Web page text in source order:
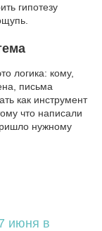
гипотезу
логика: кому,
письма
как инструмент
что написали
нужному
июня в